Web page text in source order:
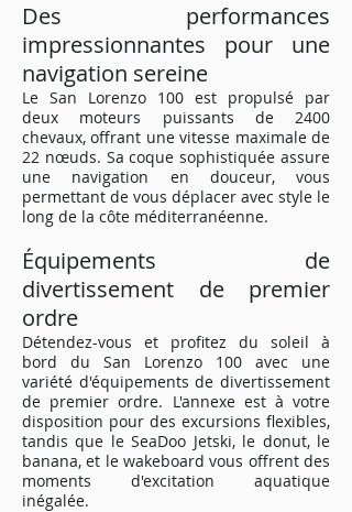
Des performances
impressionnantes pour une
navigation sereine
Le San Lorenzo 100 est propulsé par
deux moteurs puissants de 2400
chevaux, offrant une vitesse maximale de
22 nœuds. Sa coque sophistiquée assure
une navigation en douceur, vous
permettant de vous déplacer avec style le
long de la côte méditerranéenne.
Équipements de
divertissement de premier
ordre
Détendez-vous et profitez du soleil à
bord du San Lorenzo 100 avec une
variété d'équipements de divertissement
de premier ordre. L'annexe est à votre
disposition pour des excursions flexibles,
tandis que le SeaDoo Jetski, le donut, le
banana, et le wakeboard vous offrent des
moments d'excitation aquatique
inégalée.